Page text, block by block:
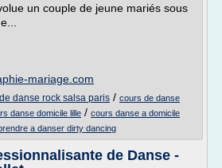
un couple de jeune mariés sous
mariage.com
danse rock salsa paris / cours de danse
danse domicile lille / cours danse a domicile
a danser dirty dancing
de Danse -